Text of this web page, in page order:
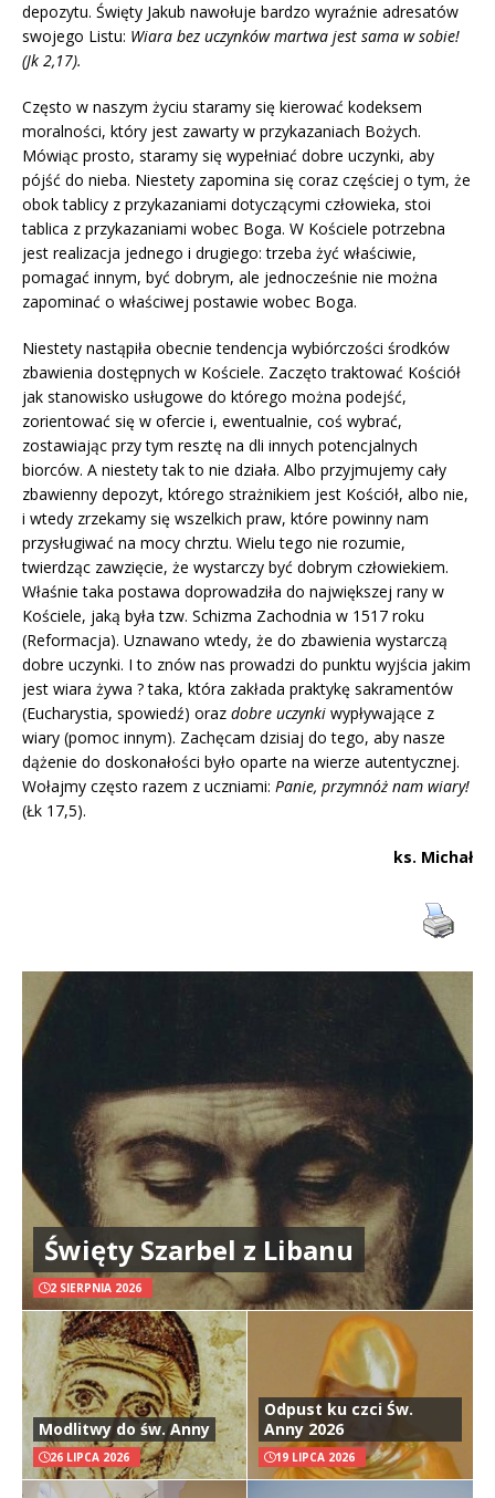
depozytu. Święty Jakub nawołuje bardzo wyraźnie adresatów
swojego Listu: Wiara bez uczynków martwa jest sama w sobie!
(Jk 2,17).
Często w naszym życiu staramy się kierować kodeksem
moralności, który jest zawarty w przykazaniach Bożych.
Mówiąc prosto, staramy się wypełniać dobre uczynki, aby
pójść do nieba. Niestety zapomina się coraz częściej o tym, że
obok tablicy z przykazaniami dotyczącymi człowieka, stoi
tablica z przykazaniami wobec Boga. W Kościele potrzebna
jest realizacja jednego i drugiego: trzeba żyć właściwie,
pomagać innym, być dobrym, ale jednocześnie nie można
zapominać o właściwej postawie wobec Boga.
Niestety nastąpiła obecnie tendencja wybiórczości środków
zbawienia dostępnych w Kościele. Zaczęto traktować Kościół
jak stanowisko usługowe do którego można podejść,
zorientować się w ofercie i, ewentualnie, coś wybrać,
zostawiając przy tym resztę na dli innych potencjalnych
biorców. A niestety tak to nie działa. Albo przyjmujemy cały
zbawienny depozyt, którego strażnikiem jest Kościół, albo nie,
i wtedy zrzekamy się wszelkich praw, które powinny nam
przysługiwać na mocy chrztu. Wielu tego nie rozumie,
twierdząc zawzięcie, że wystarczy być dobrym człowiekiem.
Właśnie taka postawa doprowadziła do największej rany w
Kościele, jaką była tzw. Schizma Zachodnia w 1517 roku
(Reformacja). Uznawano wtedy, że do zbawienia wystarczą
dobre uczynki. I to znów nas prowadzi do punktu wyjścia jakim
jest wiara żywa ? taka, która zakłada praktykę sakramentów
(Eucharystia, spowiedź) oraz dobre uczynki wypływające z
wiary (pomoc innym). Zachęcam dzisiaj do tego, aby nasze
dążenie do doskonałości było oparte na wierze autentycznej.
Wołajmy często razem z uczniami: Panie, przymnóż nam wiary!
(Łk 17,5).
ks. Michał
Święty Szarbel z Libanu
2 SIERPNIA 2026
Modlitwy do św. Anny
26 LIPCA 2026
Odpust ku czci Św.
Anny 2026
19 LIPCA 2026